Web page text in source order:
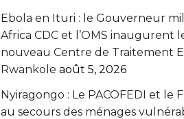
Ebola en Ituri : le Gouverneur
Africa CDC et l’OMS inaugurent
nouveau Centre de Traitement
Rwankole août 5, 2026
‎Nyiragongo : Le PACOFEDI et le
au secours des ménages